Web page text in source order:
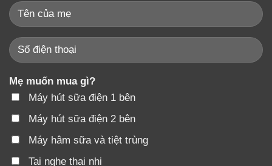
Mẹ muốn mua gì?
Máy hút sữa điện 1 bên
Máy hút sữa điện 2 bên
Máy hâm sữa và tiệt trùng
Tai nghe thai nhi